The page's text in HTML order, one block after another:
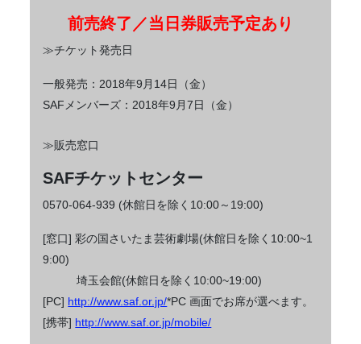
前売終了／当日券販売予定あり
≫チケット発売日
一般発売：2018年9月14日（金）
SAFメンバーズ：2018年9月7日（金）
≫販売窓口
SAFチケットセンター
0570‐064‐939 (休館日を除く10:00～19:00)
[窓口] 彩の国さいたま芸術劇場(休館日を除く10:00~1
9:00)
埼玉会館(休館日を除く10:00~19:00)
[PC] http://www.saf.or.jp/*PC 画面でお席が選べます。
[携帯] http://www.saf.or.jp/mobile/